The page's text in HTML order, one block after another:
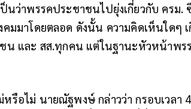
ว่าพรรคประชาชนไปยุ่งเกี่ยวกับ ครม.
มมาโดยตลอด ดังนั้น ความคิดเห็นใดๆ เ
น และ สส.ทุกคน แต่ในฐานะหัวหน้าพร
รือไม่ นายณัฐพงษ์ กล่าวว่า กรอบเวลา 4